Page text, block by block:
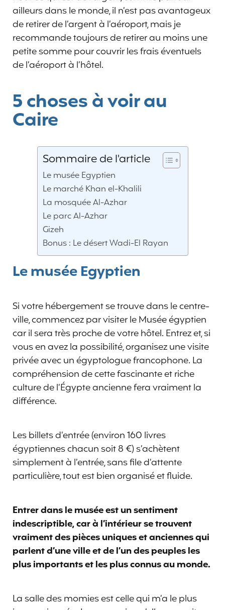
ailleurs dans le monde, il n’est pas avantageux
de retirer de l’argent à l’aéroport, mais je
recommande toujours de retirer au moins une
petite somme pour couvrir les frais éventuels
de l’aéroport à l’hôtel.
5 choses à voir au
Caire
Sommaire de l'article
Le musée Egyptien
Le marché Khan el-Khalili
La mosquée Al-Azhar
Le parc Al-Azhar
Gizeh
Bonus : Le désert Wadi-El Rayan
Le musée Egyptien
Si votre hébergement se trouve dans le centre-
ville, commencez par visiter le Musée égyptien
car il sera très proche de votre hôtel. Entrez et, si
vous en avez la possibilité, organisez une visite
privée avec un égyptologue francophone. La
compréhension de cette fascinante et riche
culture de l’Égypte ancienne fera vraiment la
différence.
Les billets d’entrée (environ 160 livres
égyptiennes chacun soit 8 €) s’achètent
simplement à l’entrée, sans file d’attente
particulière, tout est bien organisé et fluide.
Entrer dans le musée est un sentiment
indescriptible, car à l’intérieur se trouvent
vraiment des pièces uniques et anciennes qui
parlent d’une ville et de l’un des peuples les
plus importants et les plus connus au monde.
La salle des momies est celle qui m’a le plus